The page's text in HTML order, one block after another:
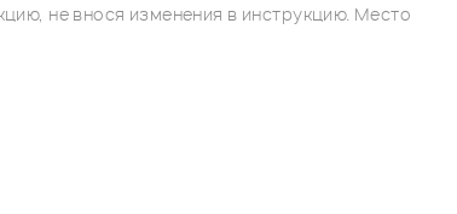
не внося изменения в инструкцию. Место